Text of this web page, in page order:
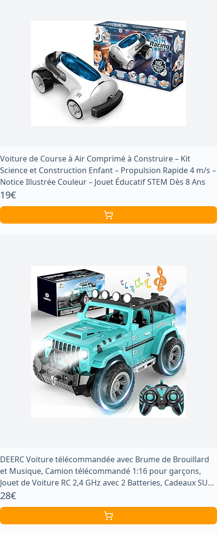
Voiture de Course à Air Comprimé à Construire – Kit
Science et Construction Enfant – Propulsion Rapide 4 m/s –
Notice Illustrée Couleur – Jouet Éducatif STEM Dès 8 Ans
19€
DEERC Voiture télécommandée avec Brume de Brouillard
et Musique, Camion télécommandé 1:16 pour garçons,
Jouet de Voiture RC 2,4 GHz avec 2 Batteries, Cadeaux SUV
Tout Terrain…
28€